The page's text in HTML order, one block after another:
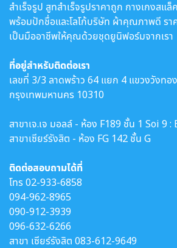
สำเร็จรูป สูทสำเร็จรูปราคาถูก กางเกงสแ
พร้อมปักชื่อและโลโก้บริษัท ผ้าคุณภาพดี รา
เป็นมืออาชีพให้คุณด้วยชุดยูนิฟอร์มจากเรา
ที่อยู่สำหรับติดต่อเรา
เลขที่ 3/3 ลาดพร้าว 64 แยก 4 แขวงวังทอ
กรุงเทพมหานคร 10310
สาขาเจ.เจ มอลล์ - ห้อง F189 ชั้น 1 Soi 9 :
สาขาเซียร์รังสิต - ห้อง FG 142 ชั้น G
ติดต่อสอบถามได้ที่
โทร02-933-6858
094-962-8965
090-912-3939
096-632-6266
สาขา เซียร์รังสิต 083-612-9649